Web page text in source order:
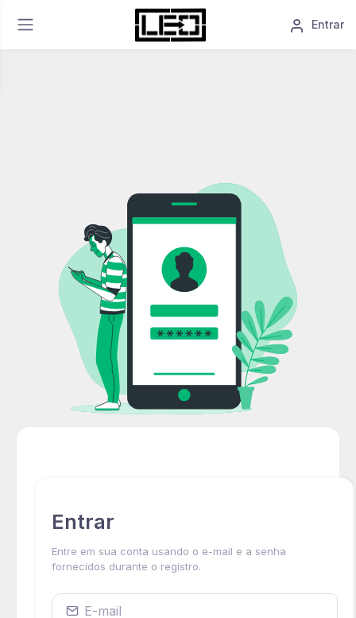
Entrar
Entrar
Entre em sua conta usando o e-mail e a senha
fornecidos durante o registro.
Nome de usuário ou endereço de e-mail